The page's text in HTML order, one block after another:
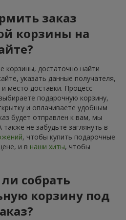
заказ
корзины на
корзины, достаточно найти
указать данные получателя,
место доставки. Процесс
подарочную корзину,
и оплачиваете удобным
будет отправлен к вам, мы
не забудьте заглянуть в
, чтобы купить подарочные
и в наши хиты, чтобы
собрать
корзину под